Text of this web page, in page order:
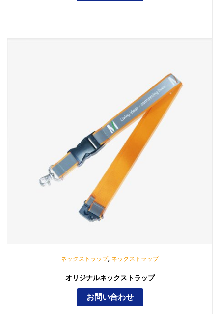
ネックストラップ, ネックストラップ
オリジナルネックストラップ
お問い合わせ